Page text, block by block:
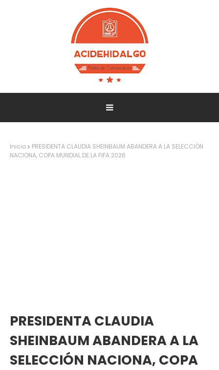
Inicio
PRESIDENTA CLAUDIA SHEINBAUM ABANDERA A LA SELECCIÓN
NACIONA, COPA MUNDIAL DE LA FIFA 2026
PRESIDENTA CLAUDIA
SHEINBAUM ABANDERA A LA
SELECCIÓN NACIONA, COPA